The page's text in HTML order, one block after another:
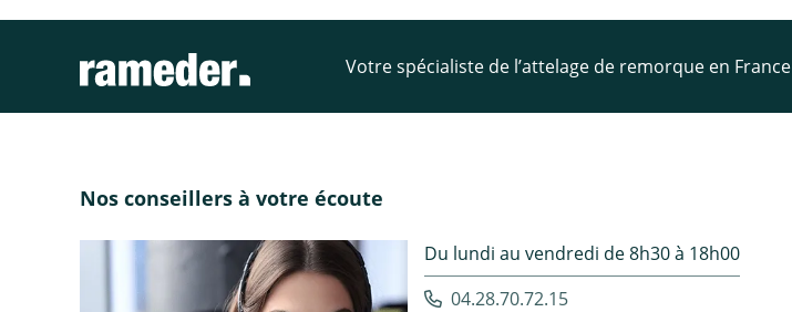
Votre spécialiste de l’attelage de remorque en France
Nos conseillers à votre écoute
Du lundi au vendredi de 8h30 à 18h00
04.28.70.72.15